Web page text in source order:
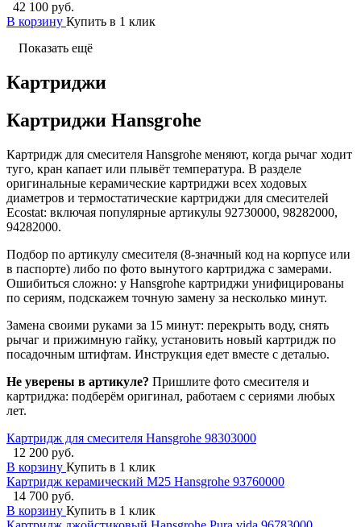
42 100 руб.
В корзину Купить в 1 клик
Показать ещё
Картриджи
Картриджи Hansgrohe
Картридж для смесителя Hansgrohe меняют, когда рычаг ходит
туго, кран капает или плывёт температура. В разделе
оригинальные керамические картриджи всех ходовых
диаметров и термостатические картриджи для смесителей
Ecostat: включая популярные артикулы 92730000, 98282000,
94282000.
Подбор по артикулу смесителя (8-значный код на корпусе или
в паспорте) либо по фото вынутого картриджа с замерами.
Ошибиться сложно: у Hansgrohe картриджи унифицированы
по сериям, подскажем точную замену за несколько минут.
Замена своими руками за 15 минут: перекрыть воду, снять
рычаг и прижимную гайку, установить новый картридж по
посадочным штифтам. Инструкция едет вместе с деталью.
Не уверены в артикуле? Пришлите фото смесителя и
картриджа: подберём оригинал, работаем с сериями любых
лет.
Картридж для смесителя Hansgrohe 98303000
12 200 руб.
В корзину Купить в 1 клик
Картридж керамический М25 Hansgrohe 93760000
14 700 руб.
В корзину Купить в 1 клик